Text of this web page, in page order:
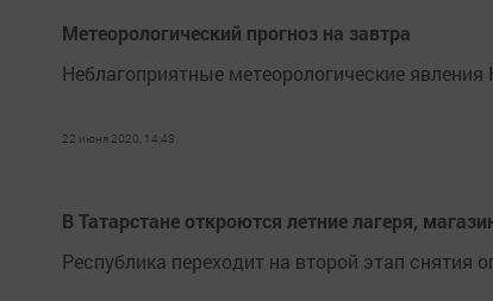
Метеорологический прогноз на завтра
Неблагоприятные метеорологические
22 июня 2020, 14:43
В Татарстане откроются летние лагеря,
Республика переходит на второй этап снятия